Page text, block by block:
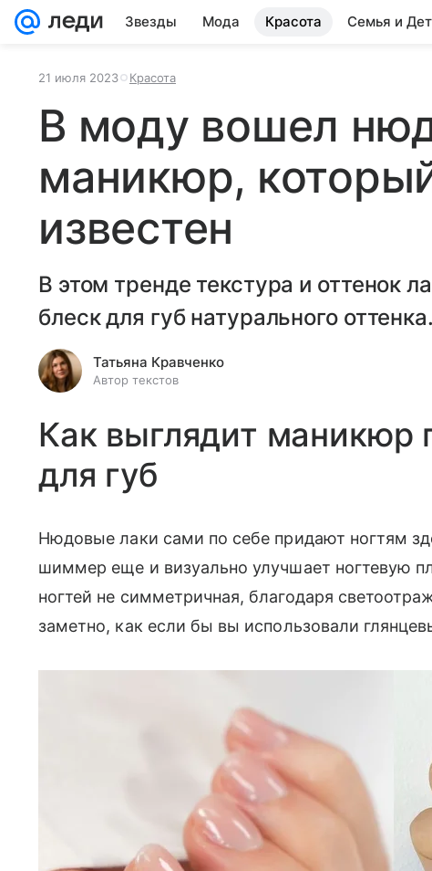
Звезды Мода Красота Семья и
21 июля 2023 Красота
В моду вошел
маникюр,
известен
В этом тренде текстура и оттенок
блеск для губ натурального оттенка.
Татьяна Кравченко
Автор текстов
Как выглядит маникюр
для губ
Нюдовые лаки сами по себе придают ногтям
шиммер еще и визуально улучшает ногтевую
ногтей не симметричная, благодаря
заметно, как если бы вы использовали